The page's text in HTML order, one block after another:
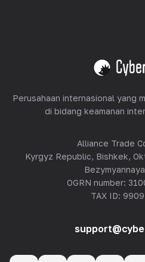
Lihat
Perusahaan internasional yang
di bidang keamanan
Alliance Trade
Kyrgyz Republic, Bishkek,
OGRN number:
TAX ID: